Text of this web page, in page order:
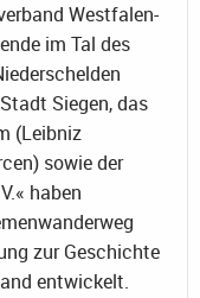
Westfalen-
im Tal des
Siegen, das
(Leibniz
sowie der
haben
zur Geschichte
entwickelt.